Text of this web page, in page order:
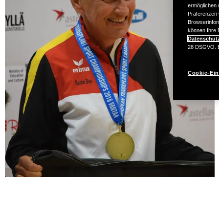
ermöglichen
Präferenzen
können Ihre
28 DSGVO.
Cookie-